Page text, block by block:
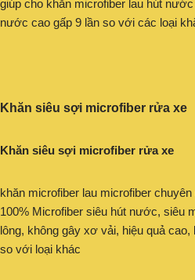
giúp cho khăn microfiber lau hút
nước cao gấp 9 lần so với các loại
Khăn siêu sợi microfiber rửa xe
Khăn siêu sợi microfiber rửa xe
khăn microfiber lau microfiber
100% Microfiber siêu hút nước, siêu
lông, không gây xơ vải, hiệu quả
so với loại khác